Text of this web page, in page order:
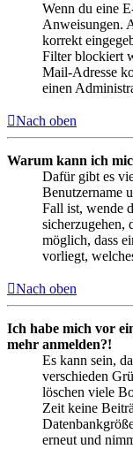
Wenn du eine
Anweisungen.
korrekt
Filter blockiert
Mail-Adresse
einen
Nach oben
Warum kann ich
Dafür gibt es
Benutzername
Fall ist, wende
sicherzugehen,
möglich, dass
vorliegt,
Nach oben
Ich habe mich vor
mehr anmelden?!
Es kann sein,
verschieden
löschen viele
Zeit keine
erneut und